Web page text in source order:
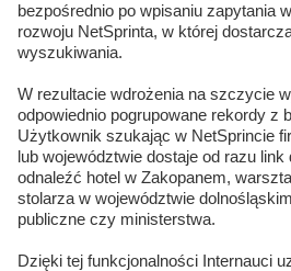
bezpośrednio po wpisaniu zapytania
rozwoju NetSprinta, w której
wyszukiwania.
W rezultacie wdrożenia na szczycie
odpowiednio pogrupowane rekordy z
Użytkownik szukając w NetSprincie
lub województwie dostaje od razu
odnaleźć hotel w Zakopanem,
stolarza w województwie
publiczne czy ministerstwa.
Dzięki tej funkcjonalności Internauci